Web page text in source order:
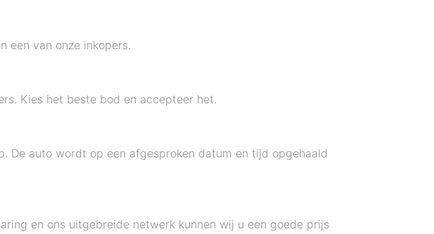
een van onze inkopers.
Kies het beste bod en accepteer het.
De auto wordt op een afgesproken datum en tijd opgehaald
en ons uitgebreide netwerk kunnen wij u een goede prijs